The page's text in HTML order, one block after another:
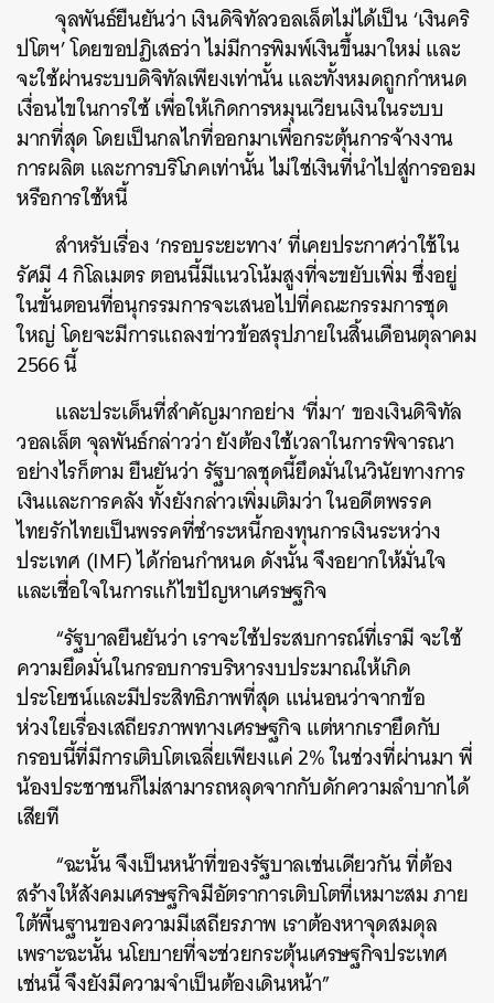
จุลพันธ์ยืนยันว่า เงินดิจิทัลวอลเล็ตไม่ได้เป็น ‘เงินคริ
ปโตฯ’ โดยขอปฏิเสธว่า ไม่มีการพิมพ์เงินขึ้นมาใหม่ และ
จะใช้ผ่านระบบดิจิทัลเพียงเท่านั้น และทั้งหมดถูกกำหนด
เงื่อนไขในการใช้ เพื่อให้เกิดการหมุนเวียนเงินในระบบ
มากที่สุด โดยเป็นกลไกที่ออกมาเพื่อกระตุ้นการจ้างงาน
การผลิต และการบริโภคเท่านั้น ไม่ใช่เงินที่นำไปสู่การออม
หรือการใช้หนี้
สำหรับเรื่อง ‘กรอบระยะทาง’ ที่เคยประกาศว่าใช้ใน
รัศมี 4 กิโลเมตร ตอนนี้มีแนวโน้มสูงที่จะขยับเพิ่ม ซึ่งอยู่
ในขั้นตอนที่อนุกรรมการจะเสนอไปที่คณะกรรมการชุด
ใหญ่ โดยจะมีการแถลงข่าวข้อสรุปภายในสิ้นเดือนตุลาคม
2566 นี้
และประเด็นที่สำคัญมากอย่าง ‘ที่มา’ ของเงินดิจิทัล
วอลเล็ต จุลพันธ์กล่าวว่า ยังต้องใช้เวลาในการพิจารณา
อย่างไรก็ตาม ยืนยันว่า รัฐบาลชุดนี้ยึดมั่นในวินัยทางการ
เงินและการคลัง ทั้งยังกล่าวเพิ่มเติมว่า ในอดีตพรรค
ไทยรักไทยเป็นพรรคที่ชำระหนี้กองทุนการเงินระหว่าง
ประเทศ (IMF) ได้ก่อนกำหนด ดังนั้น จึงอยากให้มั่นใจ
และเชื่อใจในการแก้ไขปัญหาเศรษฐกิจ
“รัฐบาลยืนยันว่า เราจะใช้ประสบการณ์ที่เรามี จะใช้
ความยึดมั่นในกรอบการบริหารงบประมาณให้เกิด
ประโยชน์และมีประสิทธิภาพที่สุด แน่นอนว่าจากข้อ
ห่วงใยเรื่องเสถียรภาพทางเศรษฐกิจ แต่หากเรายึดกับ
กรอบนี้ที่มีการเติบโตเฉลี่ยเพียงแค่ 2% ในช่วงที่ผ่านมา พี่
น้องประชาชนก็ไม่สามารถหลุดจากกับดักความลำบากได้
เสียที
“ฉะนั้น จึงเป็นหน้าที่ของรัฐบาลเช่นเดียวกัน ที่ต้อง
สร้างให้สังคมเศรษฐกิจมีอัตราการเติบโตที่เหมาะสม ภาย
ใต้พื้นฐานของความมีเสถียรภาพ เราต้องหาจุดสมดุล
เพราะฉะนั้น นโยบายที่จะช่วยกระตุ้นเศรษฐกิจประเทศ
เช่นนี้ จึงยังมีความจำเป็นต้องเดินหน้า”
ค้นหา
SHARE TWEET LINE EMAIL